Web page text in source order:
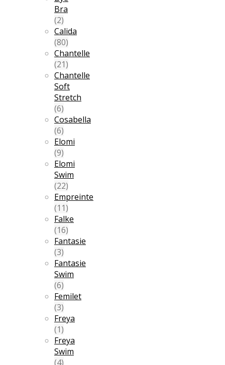
Bra
(2)
Calida
(80)
Chantelle
(21)
Chantelle
Soft
Stretch
(6)
Cosabella
(6)
Elomi
(9)
Elomi
Swim
(22)
Empreinte
(11)
Falke
(16)
Fantasie
(3)
Fantasie
Swim
(6)
Femilet
(3)
Freya
(1)
Freya
Swim
(4)